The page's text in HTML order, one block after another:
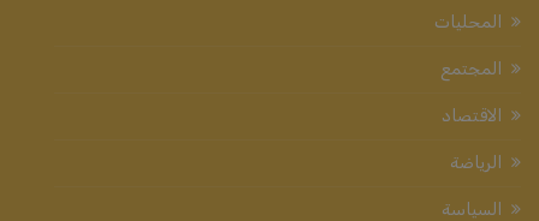
المحليات
المجتمع
الاقتصاد
الرياضة
السياسة